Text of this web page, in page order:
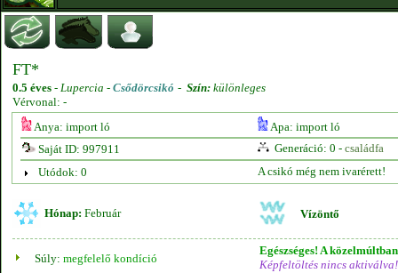
FT*
0.5 éves - Lupercia - Csődörcsikó - Szín: különleges
Vérvonal: -
Anya: import ló
Apa: import ló
Saját ID: 997911
Generáció: 0 - családfa
Utódok: 0
A csikó még nem ivarérett!
Hónap: Február Vízöntő
Súly: megfelelő kondíció
Egészséges! A
Képfeltöltés nincs aktiválva!